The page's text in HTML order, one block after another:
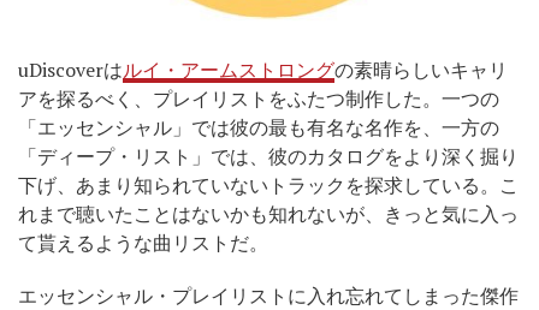
uDiscoverはルイ・アームストロングの素晴らしいキャリ
アを探るべく、プレイリストをふたつ制作した。一つの
「エッセンシャル」では彼の最も有名な名作を、一方の
「ディープ・リスト」では、彼のカタログをより深く掘り
下げ、あまり知られていないトラックを探求している。こ
れまで聴いたことはないかも知れないが、きっと気に入っ
て貰えるような曲リストだ。
エッセンシャル・プレイリストに入れ忘れてしまった傑作